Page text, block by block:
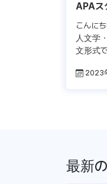
APAス
表記
こんに
人文学
文形式
ルール
2023
最新